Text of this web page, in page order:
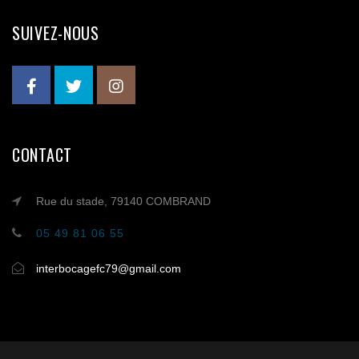
SUIVEZ-NOUS
CONTACT
Rue du stade, 79140 COMBRAND
05 49 81 06 55
interbocagefc79@gmail.com